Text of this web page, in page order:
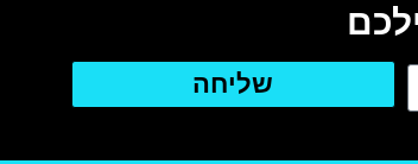
שליחה